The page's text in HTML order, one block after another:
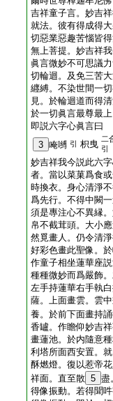
吉祥童子言。妙吉
就法。彼有得成得
切惡業惡趣苦惱皆
無上菩提。妙吉祥
眞言微妙不可思議
切輪迴。及免三苦
纒縛。不染世間一
見。於輪迴道而得
於一切眞言最尊最
即説六字心眞言曰
3 唵嚩 引 枳曳 二
引
妙吉祥我今説此六
者。當以菜菓爲食
時換衣。身心清淨
爲先行。不得中闕
須是專注心不異縁
帛不截茸頭。大小
然覓畫人。仍令清
好彩色畫此聖像。
作童子相坐蓮華座
種種微妙而爲嚴飾
左手持蓮華右手執
薩。上面畫雲。雲
養。於前下面畫持
香罏。作瞻仰妙吉
畫蓮池。於内隨意
利塔所面西安置。
酥燃燈。復以惹帝
祥面。直至散 5 盡
得像振動。若得聞